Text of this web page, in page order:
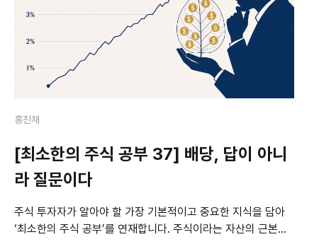
홍진채
[최소한의 주식 공부 37] 배당, 답이 아니
라 질문이다
주식 투자자가 알아야 할 가장 기본적이고 중요한 지식을 담아
‘최소한의 주식 공부’를 연재합니다. 주식이라는 자산의 근본적